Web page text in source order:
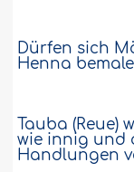
´Umra
damit, ob
´Umra
Darf ich..
128858
Dürfen sich
Henna
Tauba (Reue)
wie innig und
Handlungen